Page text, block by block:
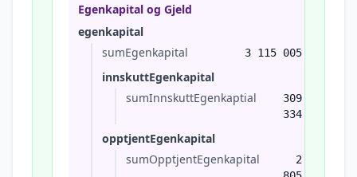
Egenkapital og Gjeld
egenkapital
sumEgenkapital
3 115 005
innskuttEgenkapital
sumInnskuttEgenkaptial
309
334
opptjentEgenkapital
sumOpptjentEgenkapital
2